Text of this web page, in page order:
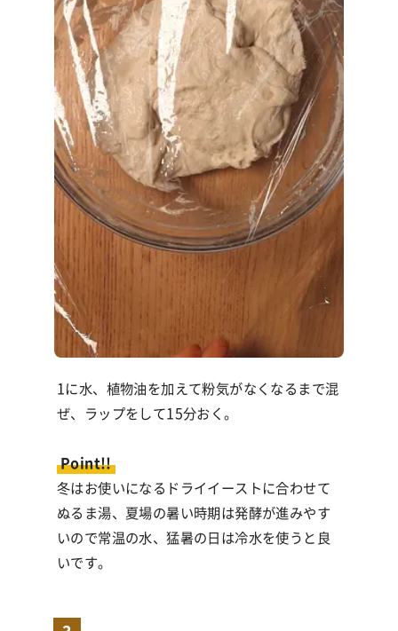
1に水、植物油を加えて粉気がなくなるまで混
ぜ、ラップをして15分おく。
Point!!
冬はお使いになるドライイーストに合わせて
ぬるま湯、夏場の暑い時期は発酵が進みやす
いので常温の水、猛暑の日は冷水を使うと良
いです。